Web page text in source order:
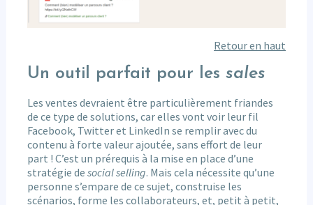
Retour en haut
Un outil parfait pour les sales
Les ventes devraient être particulièrement friandes
de ce type de solutions, car elles vont voir leur fil
Facebook, Twitter et LinkedIn se remplir avec du
contenu à forte valeur ajoutée, sans effort de leur
part ! C’est un prérequis à la mise en place d’une
stratégie de social selling. Mais cela nécessite qu’une
personne s’empare de ce sujet, construise les
scénarios, forme les collaborateurs, et, petit à petit,